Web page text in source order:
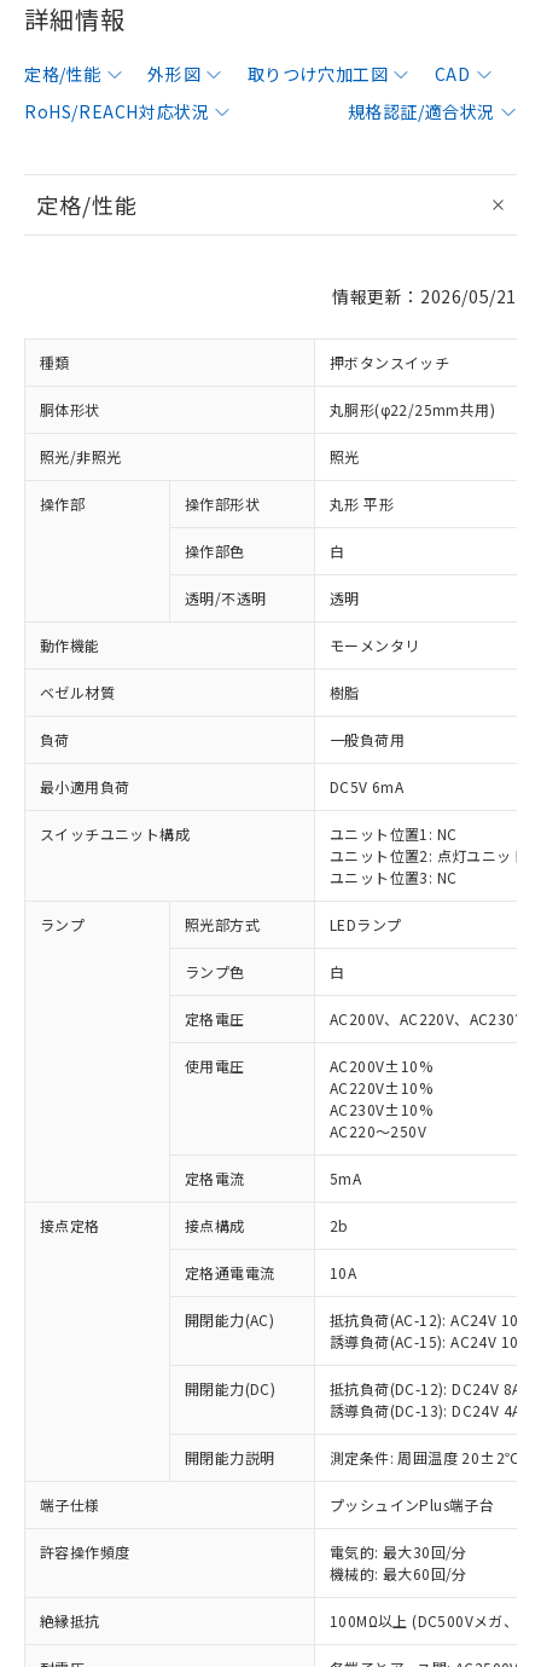
詳細情報
定格/性能 外形図 取りつけ穴加工図
CAD
RoHS/REACH対応状況
規格認証/適合状況
定格/性能
情報更新：2026/05/21
種類 押ボタンスイッチ
胴体形状 丸胴形(φ22/25mm共用)
照光/非照光 照光
操作部 操作部形状 丸形 平形
操作部色 白
透明/不透明 透明
動作機能 モーメンタリ
ベゼル材質 樹脂
負荷 一般負荷用
最小適用負荷 DC5V 6mA
スイッチユニット構成
ユニット位置1: NC
ユニット位置2: 点灯ユニット
ユニット位置3: NC
ランプ 照光部方式 LEDランプ
ランプ色 白
定格電圧 AC200V、AC220V、AC230V
使用電圧
AC200V±10%
AC220V±10%
AC230V±10%
AC220～250V
定格電流 5mA
接点定格 接点構成 2b
定格通電電流 10A
開閉能力(AC)
抵抗負荷(AC-12): AC24V 10A/
誘導負荷(AC-15): AC24V
開閉能力(DC)
抵抗負荷(DC-12): DC24V 8A/
誘導負荷(DC-13): DC24V 4A/
開閉能力説明 測定条件: 周囲温度 20±2℃、
端子仕様 プッシュインPlus端子台
許容操作頻度
電気的: 最大30回/分
機械的: 最大60回/分
絶縁抵抗 100MΩ以上 (DC500Vメガ、点
以下の条件をお読みいただき、同意のうえ
本サービスは、当社制御機器事業取扱
商品の当社在庫状況および標準価格
(税抜)を提供させていただくもので
本サービスの対象外となる商品もある
ことをご了承ください。
在庫状況および標準価格照会結果は、
記載している更新日時点での社内デー
タに基づき作成されるものであり、閲
覧された時点での実際の在庫および標
対応済み：EU RoHS指令（10物質）の
非含有に対応した製品が提供可能な商品で
対応予定：EU RoHS指令（10物質）の非含
有に対応した製品に切り替える予定のある
対応予定なし：EU RoHS指令（10物質）の
非含有に非対応の商品で、対応品を出す予
調査・確認中：EU RoHS指令（10物質）の
非含有の対応状況を調査中または確認中の
非該当品：ライセンス料など無形物で、有
害物質有無と関係のない商品です。
仕入先様の事情により、非含有部品として
いたものが、含有品と判明した場合などや
むを得ず変更することがあります。
鉛(Pb) 1000ppm以下、 水銀(Hg) 1000ppm以下、 カド
六価クロム(Cr(Ⅵ)) 1000ppm以下、ポリ臭化ビフェニル
※1 中国RoHS○×表
「○」：最大均質材料含有率が中国RoHSの
基準値以下であることを示します。
「×」：最大均質材料含有率が中国RoHSの
基準値を超えていることを示します。
「－」：未確認です。当社販売部門へお問
*中国RoHS10物質の基準値 (GB/T26572)：
Pb(鉛) :1000ppm、 Hg(水銀) : 1000ppm、 Cd(カドミウ
当社は、これら貴社製品のうち、外国
為替および外国貿易法に定める商品
（以下｢規制貨物等」という）を輸出
または国外への提供する場合は、日本
国政府の輸出許可(または役務取引許
可)を取得するなどの必要な手続きを